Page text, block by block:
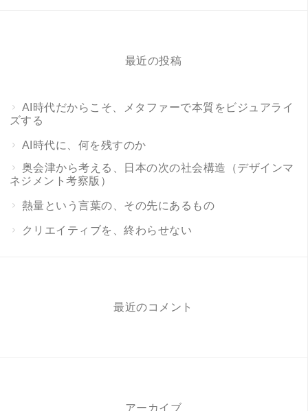
最近の投稿
AI時代だからこそ、メタファーで本質をビジュアライ
ズする
AI時代に、何を残すのか
奥会津から考える、日本の次の社会構造（デザインマ
ネジメント考察版）
熱量という言葉の、その先にあるもの
クリエイティブを、終わらせない
最近のコメント
アーカイブ